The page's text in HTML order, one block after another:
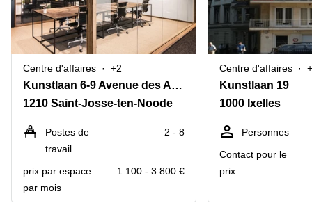
Salles
de
réunion
Bureau
virtuel
Bruxelles
Bruxelles
Aeroport
Gand
Hasselt
la
Neuve
Wavre
Bureau
a louer
Gand
Bureau
à louer
Liège
Centre
Anvers
Centre
d'affaires
Gand
Centre
Connexion
Choisissez une langue
flamand
Centre d'affaires +2
Kunstlaan 6-9 Avenue des Arts
1210 Saint-Josse-ten-Noode
Postes de
travail
2 - 8
prix par espace
par mois
1.100 - 3.800 €
Centre d'affaires
Kunstlaan 19
1000 Ixelles
Personnes
Contact pour le
prix